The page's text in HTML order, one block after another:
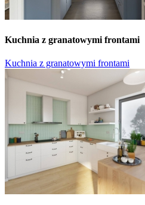
Kuchnia z granatowymi frontami
Kuchnia z granatowymi frontami